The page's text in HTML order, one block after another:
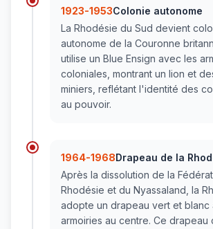
1923-1953Colonie autonome
La Rhodésie du Sud devient
autonome de la Couronne
utilise un Blue Ensign avec les
coloniales, montrant un lion et
miniers, reflétant l'identité des
au pouvoir.
1964-1968Drapeau de la
Après la dissolution de la
Rhodésie et du Nyassaland, la
adopte un drapeau vert et blanc
armoiries au centre. Ce drapeau